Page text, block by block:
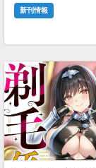
新刊情報